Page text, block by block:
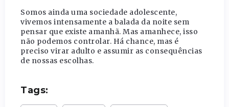
Somos ainda uma sociedade adolescente,
vivemos intensamente a balada da noite sem
pensar que existe amanhã. Mas amanhece, isso
não podemos controlar. Há chance, mas é
preciso virar adulto e assumir as consequências
de nossas escolhas.
Tags: